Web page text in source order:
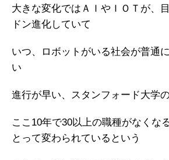
大きな変化ではＡＩやＩＯＴが、
ドン進化していて
いつ、ロボットがいる社会が普通
い
進行が早い、スタンフォード大学
ここ10年で30以上の職種がなくな
とって変わられているという